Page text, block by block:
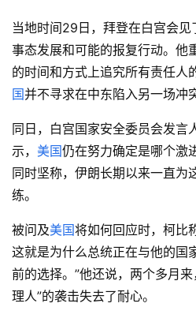
当地时间29日，拜登在白宫会
事态发展和可能的报复行动。他
的时间和方式上追究所有责任人
国并不寻求在中东陷入另一场冲
同日，白宫国家安全委员会发言
示， 美国仍在努力确定是哪个激
同时坚称，伊朗长期以来一直为
练。
被问及美国将如何回应时，柯比
这就是为什么总统正在与他的国
前的选择。”他还说，两个多月来
理人”的袭击失去了耐心。